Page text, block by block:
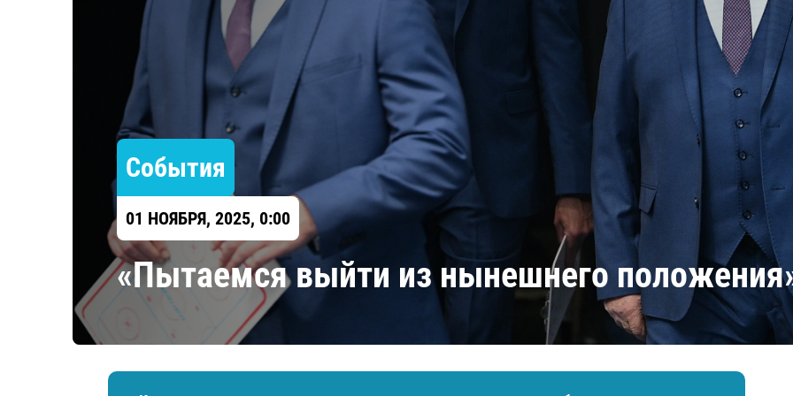
Локомотив
Северсталь
ЦСКА
Шанхайские Драконы
Амур
Барыс
Салават Юлаев
Сибирь
События
01 НОЯБРЯ, 2025, 0:00
«Пытаемся выйти из нынешнего